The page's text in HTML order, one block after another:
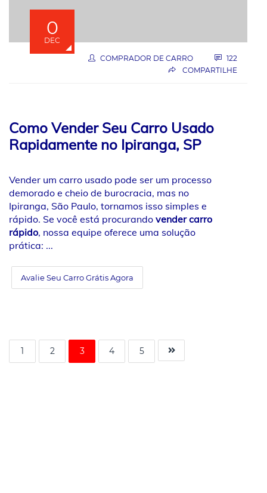
0
DEC
COMPRADOR DE CARRO
122
COMPARTILHE
Como Vender Seu Carro Usado
Rapidamente no Ipiranga, SP
Vender um carro usado pode ser um processo
demorado e cheio de burocracia, mas no
Ipiranga, São Paulo, tornamos isso simples e
rápido. Se você está procurando vender carro
rápido, nossa equipe oferece uma solução
prática: ...
Avalie Seu Carro Grátis Agora
1 2 3 4 5